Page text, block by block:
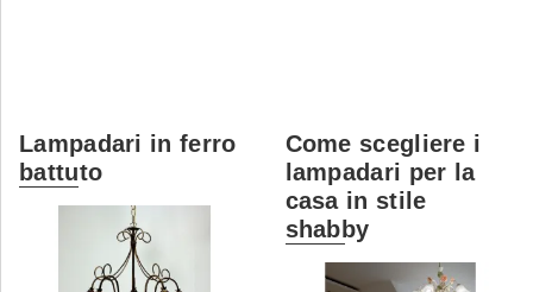
Lampadari in ferro
battuto
Come scegliere i
lampadari per la
casa in stile
shabby